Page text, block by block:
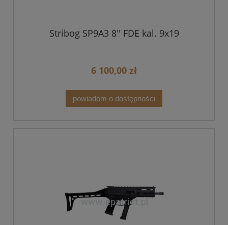
Stribog SP9A3 8'' FDE kal. 9x19
6 100,00 zł
powiadom o dostępności